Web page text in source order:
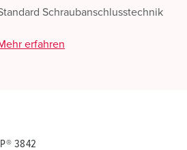
Schraubanschlusstechnik
erfahren
3842